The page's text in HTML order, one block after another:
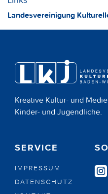
Landesvereinigung
Kreative Kultur- und
Kinder- und Jugendliche.
SERVICE
IMPRESSUM
DATENSCHUTZ